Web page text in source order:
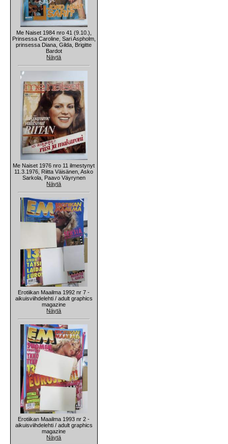
Me Naiset 1984 nro 41 (9.10.),
Prinsessa Caroline, Sari Aspholm,
prinsessa Diana, Gilda, Brigitte
Bardot
Näytä
Me Naiset 1976 nro 11 ilmestynyt
11.3.1976, Riitta Väisänen, Asko
Sarkola, Paavo Väyrynen
Näytä
Erotiikan Maailma 1992 nr 7 -
aikuisviihdelehti / adult graphics
magazine
Näytä
Erotiikan Maailma 1993 nr 2 -
aikuisviihdelehti / adult graphics
magazine
Näytä